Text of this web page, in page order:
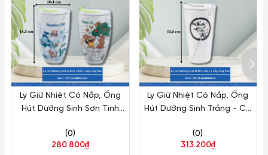
Ly Giữ Nhiệt Có Nắp, Ống
Hút Dưỡng Sinh Sơn Tinh
Cao: 14.3cm ML I Sứ TB
214890SONH
(0)
280.800₫
Ly Giữ Nhiệt Có Nắp, Ống
Hút Dưỡng Sinh Trắng - C6
15.5cm ML I Sứ TB
214888000UH
(0)
313.200₫